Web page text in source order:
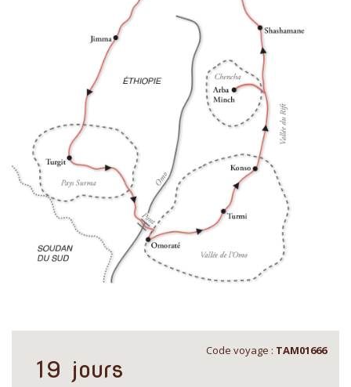
Code voyage : TAM01666
19 jours